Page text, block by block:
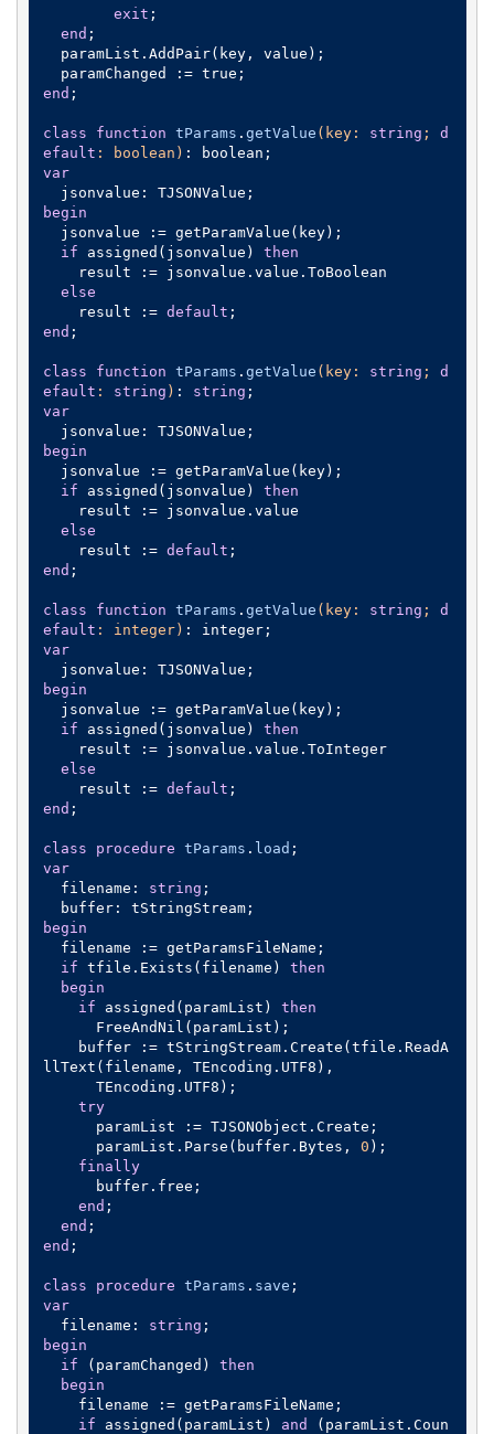
exit ;
end ;
end ;
class function tParams . getValue (key: string ; d
efault : boolean) :
var
begin
if assigned(jsonvalue) then
else
    result :=
default
end ;
class function tParams . getValue (key: string ; d
efault : string ) : string
var
begin
if assigned(jsonvalue) then
else
    result :=
default
end ;
class function tParams . getValue (key: string ; d
efault : integer) :
var
begin
if assigned(jsonvalue) then
else
    result :=
default
end ;
class procedure tParams . load ;
var
  filename:
string ;
begin
if tfile.Exists(filename) then
begin
if assigned(paramList) then
llText(filename, TEncoding.UTF8),
try
      paramList.Parse(buffer.Bytes,
0 );
finally
end ;
end
end ;
class procedure tParams . save ;
var
  filename:
string
begin
if (paramChanged) then
begin
if assigned(paramList) and (paramList.Coun